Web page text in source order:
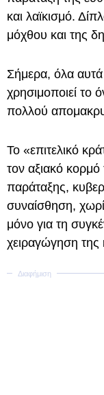
και λαϊκισμό.
μόχθου και της
Σήμερα, όλα αυτά
χρησιμοποιεί το
πολλού
Το «επιτελικό
τον αξιακό κορμό
παράταξης,
συναίσθηση,
μόνο για τη
χειραγώγηση της